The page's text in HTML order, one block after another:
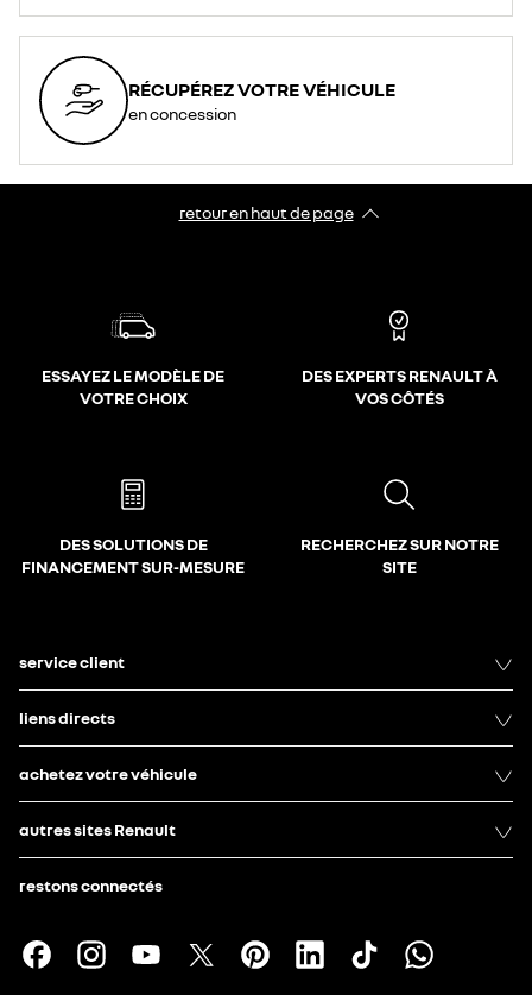
RÉCUPÉREZ VOTRE VÉHICULE
en concession
retour en haut de page​
ESSAYEZ LE MODÈLE DE
VOTRE CHOIX
DES EXPERTS RENAULT À
VOS CÔTÉS
DES SOLUTIONS DE
FINANCEMENT SUR-MESURE
RECHERCHEZ SUR NOTRE
SITE
service client
liens directs
achetez votre véhicule
autres sites Renault
restons connectés